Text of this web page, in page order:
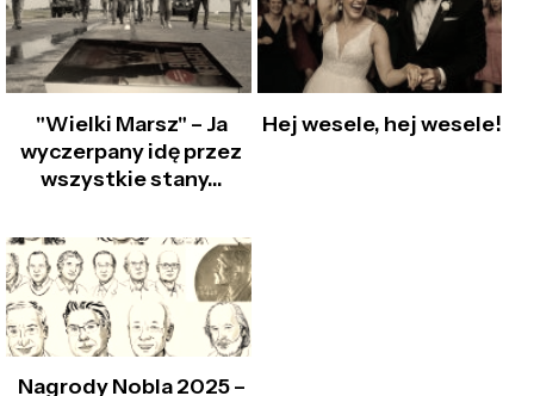
"Wielki Marsz" – Ja
wyczerpany idę przez
wszystkie stany…
Hej wesele, hej wesele!
Nagrody Nobla 2025 –